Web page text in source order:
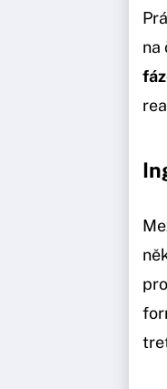
na